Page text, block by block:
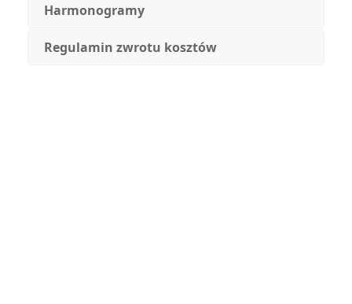
Harmonogramy
Regulamin zwrotu kosztów